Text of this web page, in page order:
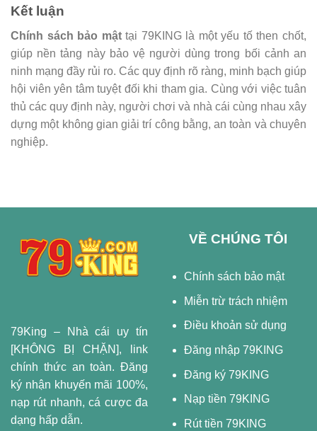
Kết luận
Chính sách bảo mậttại 79KING là một yếu tố then chốt,
giúp nền tảng này bảo vệ người dùng trong bối cảnh an
ninh mạng đầy rủi ro. Các quy định rõ ràng, minh bạch giúp
hội viên yên tâm tuyệt đối khi tham gia. Cùng với việc tuân
thủ các quy định này, người chơi và nhà cái cùng nhau xây
dựng một không gian giải trí công bằng, an toàn và chuyên
nghiệp.
79King – Nhà cái uy tín
[KHÔNG BỊ CHẶN], link
chính thức an toàn. Đăng
ký nhận khuyến mãi 100%,
nạp rút nhanh, cá cược đa
dạng hấp dẫn.
VỀ CHÚNG TÔI
Chính sách bảo mật
Miễn trừ trách nhiệm
Điều khoản sử dụng
Đăng nhập 79KING
Đăng ký 79KING
Nạp tiền 79KING
Rút tiền 79KING